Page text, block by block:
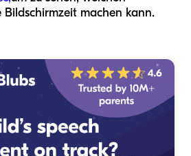
Bildschirmzeit machen kann.